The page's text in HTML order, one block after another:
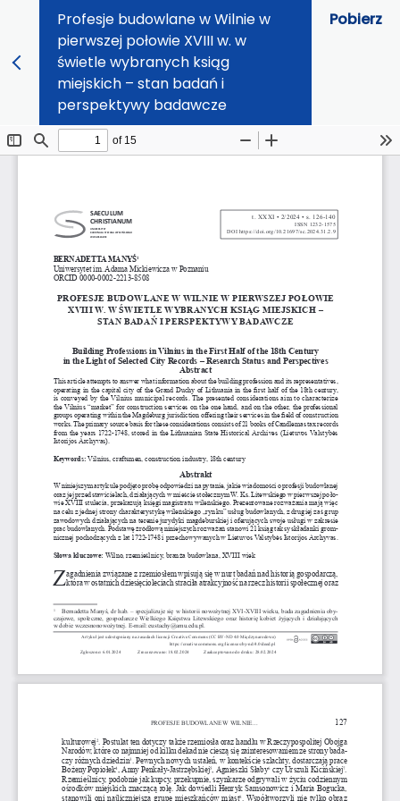
Profesje budowlane w Wilnie w
pierwszej połowie XVIII w. w
świetle wybranych ksiąg
miejskich – stan badań i
perspektywy badawcze
Pobierz